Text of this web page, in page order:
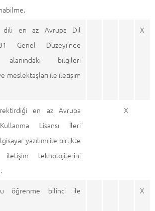
dili en az Avrupa Dil
Genel Düzeyi’nde
alanındaki bilgileri
meslektaşları ile iletişim
X
en az Avrupa
Lisansı İleri
yazılımı ile birlikte
teknolojilerini
X
öğrenme bilinci ile
X